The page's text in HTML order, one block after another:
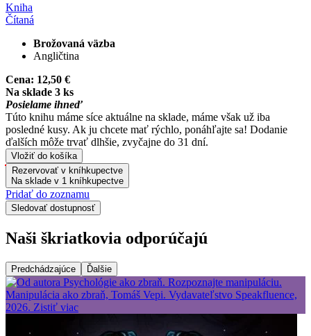
Kniha
Čítaná
Brožovaná väzba
Angličtina
Cena: 12,50 €
Na sklade 3 ks
Posielame ihneď
Túto knihu máme síce aktuálne na sklade, máme však už iba
posledné kusy. Ak ju chcete mať rýchlo, ponáhľajte sa! Dodanie
ďalších môže trvať dlhšie, zvyčajne do 31 dní.
Vložiť do košíka
Rezervovať v kníhkupectve
Na sklade v 1 kníhkupectve
Pridať do zoznamu
Sledovať dostupnosť
Naši škriatkovia odporúčajú
Predchádzajúce Ďalšie